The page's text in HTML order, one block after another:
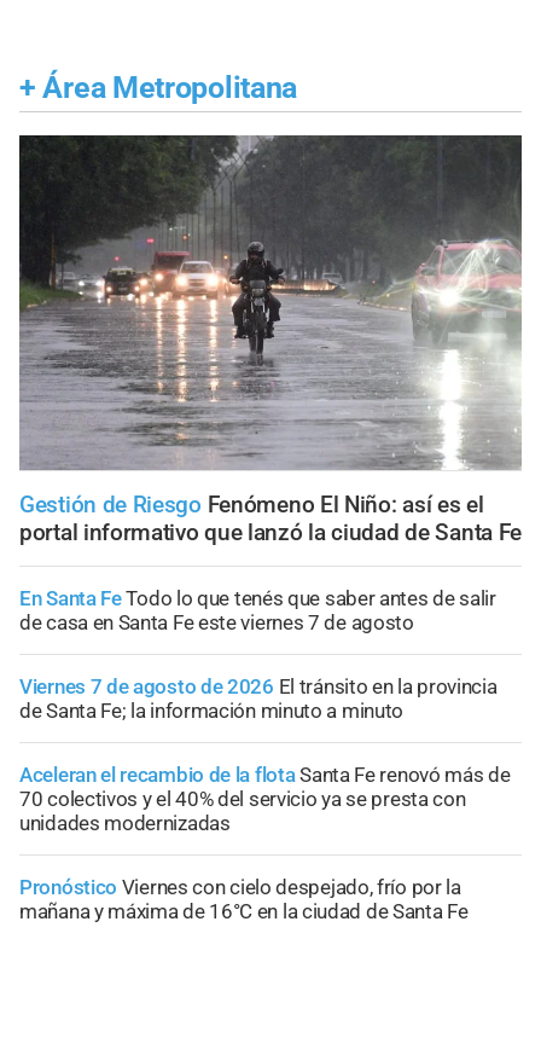
+ Área Metropolitana
Gestión de Riesgo Fenómeno El Niño: así es el
portal informativo que lanzó la ciudad de Santa Fe
En Santa FeTodo lo que tenés que saber antes de salir
de casa en Santa Fe este viernes 7 de agosto
Viernes 7 de agosto de 2026 El tránsito en la provincia
de Santa Fe; la información minuto a minuto
Aceleran el recambio de la flotaSanta Fe renovó más de
70 colectivos y el 40% del servicio ya se presta con
unidades modernizadas
Pronóstico Viernes con cielo despejado, frío por la
mañana y máxima de 16°C en la ciudad de Santa Fe